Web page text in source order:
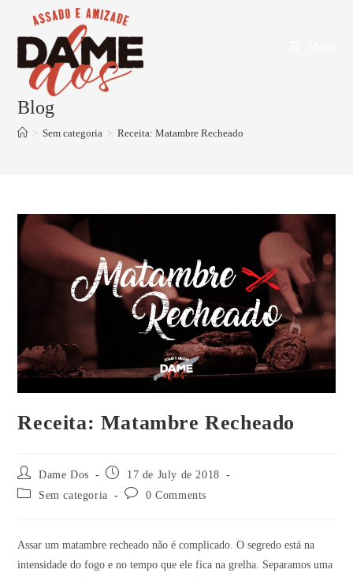
Blog
> Sem categoria > Receita: Matambre Recheado
Receita: Matambre Recheado
Dame Dos
17 de July de 2018
Sem categoria
0 Comments
Assar um matambre recheado não é complicado. O segredo está na
intensidade do fogo e no tempo que ele fica na grelha. Separamos uma